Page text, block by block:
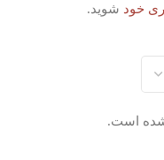
است.
خود شوید.